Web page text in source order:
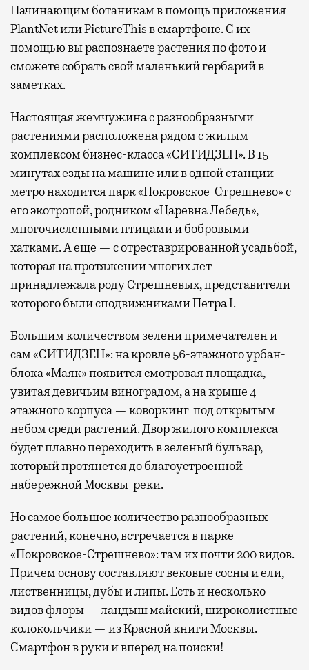
Начинающим ботаникам в помощь приложения
PlantNet или PictureThis в смартфоне. С их
помощью вы распознаете растения по фото и
сможете собрать свой маленький гербарий в
заметках.
Настоящая жемчужина с разнообразными
растениями расположена рядом с жилым
комплексом бизнес-класса «СИТИДЗЕН». В 15
минутах езды на машине или в одной станции
метро находится парк «Покровское-Стрешнево» с
его экотропой, родником «Царевна Лебедь»,
многочисленными птицами и бобровыми
хатками. А еще — с отреставрированной усадьбой,
которая на протяжении многих лет
принадлежала роду Стрешневых, представители
которого были сподвижниками Петра I.
Большим количеством зелени примечателен и
сам «СИТИДЗЕН»: на кровле 56-этажного урбан-
блока «Маяк» появится смотровая площадка,
увитая девичьим виноградом, а на крыше 4-
этажного корпуса — коворкинг под открытым
небом среди растений. Двор жилого комплекса
будет плавно переходить в зеленый бульвар,
который протянется до благоустроенной
набережной Москвы-реки.
Но самое большое количество разнообразных
растений, конечно, встречается в парке
«Покровское-Стрешнево»: там ихпочти 200 видов.
Причем основу составляют вековые сосны и ели,
лиственницы, дубы и липы. Есть и несколько
видов флоры — ландыш майский, широколистные
колокольчики — из Красной книги Москвы.
Смартфон в руки и вперед на поиски!